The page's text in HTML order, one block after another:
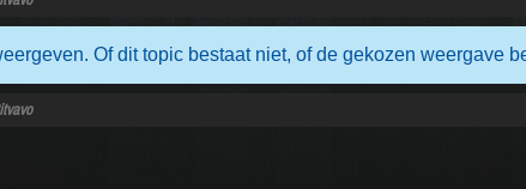
Of dit topic bestaat niet, of de gekozen weergave